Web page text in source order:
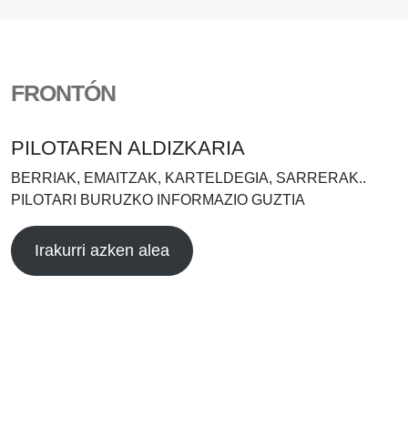
FRONTÓN
PILOTAREN ALDIZKARIA
BERRIAK, EMAITZAK, KARTELDEGIA, SARRERAK..
PILOTARI BURUZKO INFORMAZIO GUZTIA
Irakurri azken alea